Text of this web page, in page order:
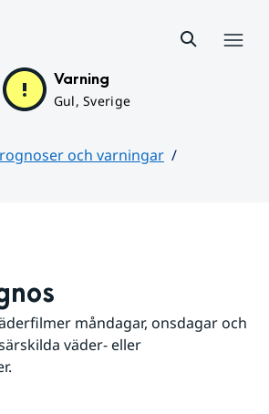
Varning
Gul, Sverige
och varningar
måndagar, onsdagar och
väder- eller